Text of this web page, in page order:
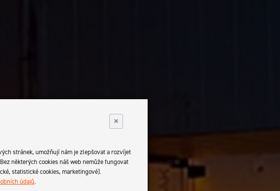
×
stránek, umožňují nám je zlepšovat a rozvíjet
některých cookies náš web nemůže fungovat
statistické cookies, marketingové).
údajů